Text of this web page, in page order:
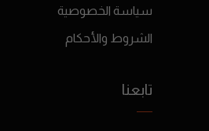
سياسة الخصوصية
الشروط والأحكام
تابعنا